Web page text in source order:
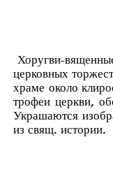
Хоругви-
церковных
храме около
трофеи церкви,
Украшаются
из свящ. истории.